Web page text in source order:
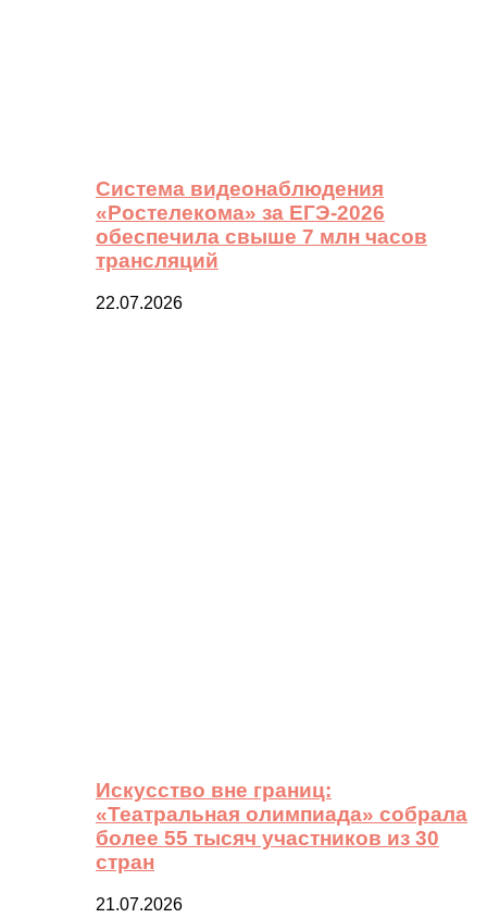
Система видеонаблюдения
«Ростелекома» за ЕГЭ-2026
обеспечила свыше 7 млн часов
трансляций
22.07.2026
Искусство вне границ:
«Театральная олимпиада» собрала
более 55 тысяч участников из 30
стран
21.07.2026